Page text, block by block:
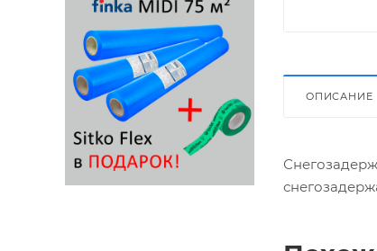
ОПИСАНИЕ